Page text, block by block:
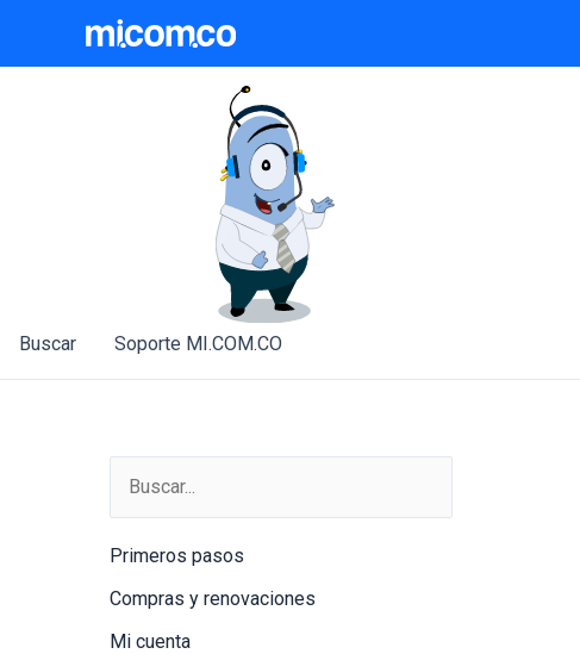
Buscar Soporte MI.COM.CO
Primeros pasos
Compras y renovaciones
Mi cuenta